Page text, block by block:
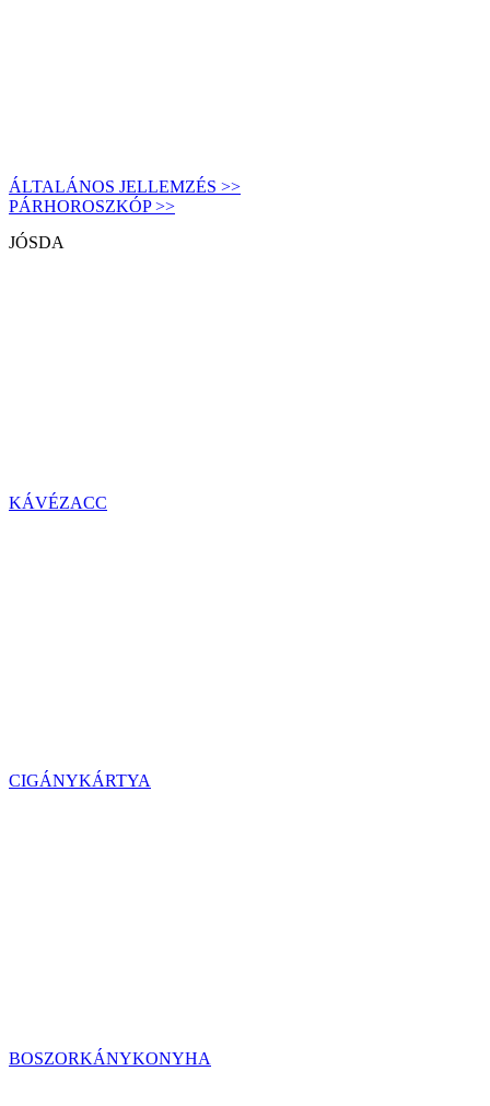
ÁLTALÁNOS JELLEMZÉS >>
PÁRHOROSZKÓP >>
JÓSDA
KÁVÉZACC
CIGÁNYKÁRTYA
BOSZORKÁNYKONYHA